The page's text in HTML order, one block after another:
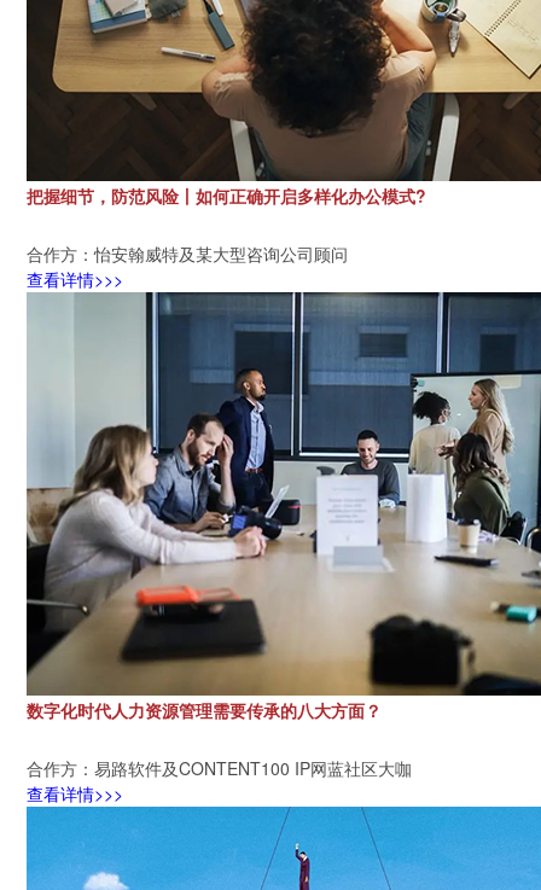
把握细节，防范风险丨如何正确开启多样化办公模式?
合作方：怡安翰威特及某大型咨询公司顾问
查看详情>>>
数字化时代人力资源管理需要传承的八大方面？
合作方：易路软件及CONTENT100 IP网蓝社区大咖
查看详情>>>